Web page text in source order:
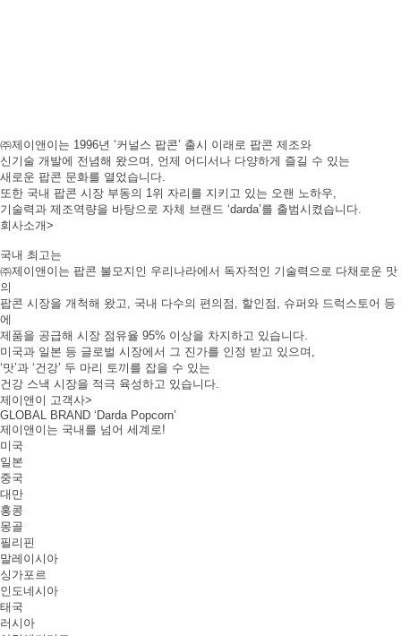
㈜제이앤이는 1996년 ‘커널스 팝콘’ 출시 이래로 팝콘 제조와
신기술 개발에 전념해 왔으며, 언제 어디서나 다양하게 즐길 수 있는
새로운 팝콘 문화를 열었습니다.
또한 국내 팝콘 시장 부동의 1위 자리를 지키고 있는 오랜 노하우,
기술력과 제조역량을 바탕으로 자체 브랜드 ‘darda’를 출범시켰습니다.
회사소개>
국내 최고는
㈜제이앤이는 팝콘 불모지인 우리나라에서 독자적인 기술력으로 다채로운 맛
의
팝콘 시장을 개척해 왔고, 국내 다수의 편의점, 할인점, 슈퍼와 드럭스토어 등
에
제품을 공급해 시장 점유율 95% 이상을 차지하고 있습니다.
미국과 일본 등 글로벌 시장에서 그 진가를 인정 받고 있으며,
‘맛’과 ‘건강’ 두 마리 토끼를 잡을 수 있는
건강 스낵 시장을 적극 육성하고 있습니다.
제이앤이 고객사>
GLOBAL BRAND ‘Darda Popcorn’
제이앤이 는 국내를 넘어 세계로!
미국
일본
중국
대만
홍콩
몽골
필리핀
말레이시아
싱가포르
인도네시아
태국
러시아